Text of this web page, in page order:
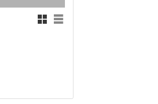
Rutnätsvy
Listvy